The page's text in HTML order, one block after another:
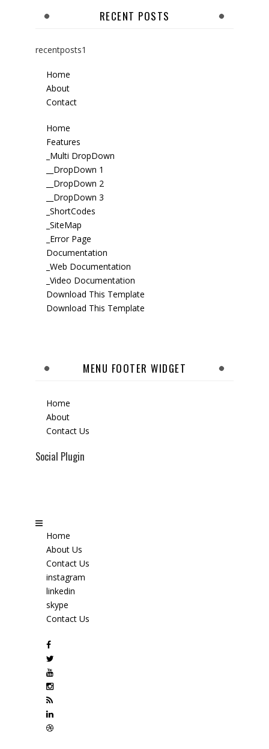
RECENT POSTS
recentposts1
Home
About
Contact
Home
Features
_Multi DropDown
__DropDown 1
__DropDown 2
__DropDown 3
_ShortCodes
_SiteMap
_Error Page
Documentation
_Web Documentation
_Video Documentation
Download This Template
Download This Template
MENU FOOTER WIDGET
Home
About
Contact Us
Social Plugin
Home
About Us
Contact Us
instagram
linkedin
skype
Contact Us